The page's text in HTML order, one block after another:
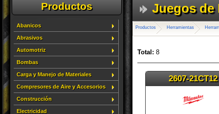
Productos
Abanicos
Abrasivos
Automotriz
Bombas
Carga y Manejo de Materiales
Compresores de Aire y Accesorios
Construcción
Electricidad
Juegos de
Productos Herramientas
Total: 8
2607-21CT12